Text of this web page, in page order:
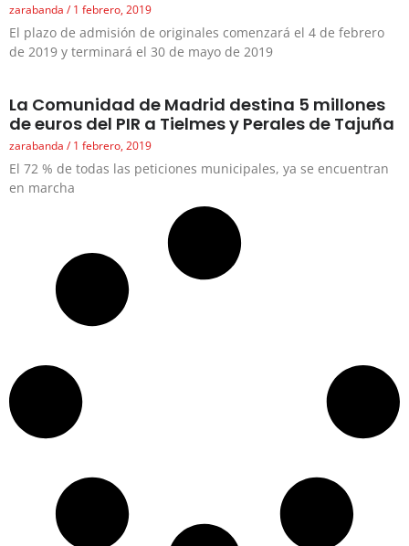
zarabanda 1 febrero, 2019
El plazo de admisión de originales comenzará el 4 de febrero
de 2019 y terminará el 30 de mayo de 2019
La Comunidad de Madrid destina 5 millones
de euros del PIR a Tielmes y Perales de Tajuña
zarabanda 1 febrero, 2019
El 72 % de todas las peticiones municipales, ya se encuentran
en marcha